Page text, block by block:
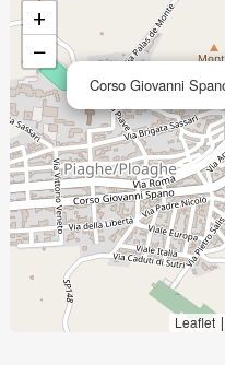
Corso Giovanni
+
−
Leaflet |